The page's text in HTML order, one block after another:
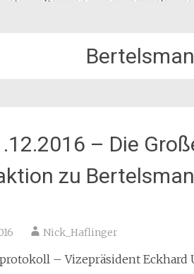
– Die
zu
Nick_Haflinger
– Vizepräsident Eckhard